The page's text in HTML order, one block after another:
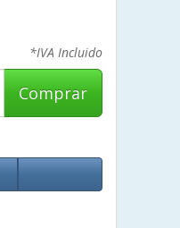
*IVA Incluido
Comprar